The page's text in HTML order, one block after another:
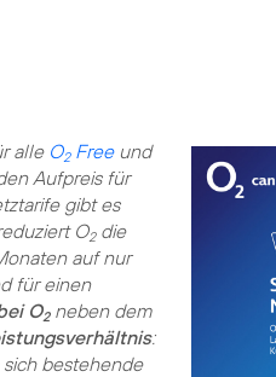
alle O2Freeund
Aufpreis für
gibt es
O2die
auf nur
für einen
O2neben dem
:
bestehende